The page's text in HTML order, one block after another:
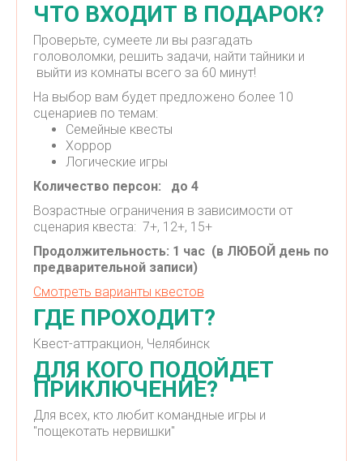
ЧТО ВХОДИТ В ПОДАРОК?
Проверьте, сумеете ли вы разгадать
головоломки, решить задачи, найти тайники и
выйти из комнаты всего за 60 минут!
На выбор вам будет предложено более 10
сценариев по темам:
Семейные квесты
Хоррор
Логические игры
Количество персон: до 4
Возрастные ограничения в зависимости от
сценария квеста: 7+, 12+, 15+
Продолжительность: 1 час (в ЛЮБОЙ день по
предварительной записи)
Смотреть варианты квестов
ГДЕ ПРОХОДИТ?
Квест-аттракцион, Челябинск
ДЛЯ КОГО ПОДОЙДЕТ
ПРИКЛЮЧЕНИЕ?
Для всех, кто любит командные игры и
"пощекотать нервишки"